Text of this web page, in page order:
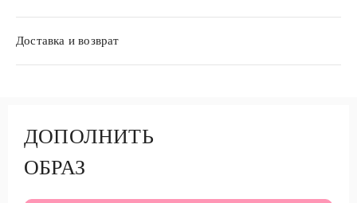
Доставка и возврат
ДОПОЛНИТЬ
ОБРАЗ